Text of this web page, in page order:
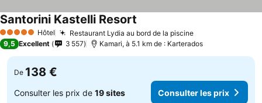
5 Étoiles Hôtel Restaurant Lydia au bord de la piscine
Santorini Kastelli Resort
9,5 Excellent 3 557 Kamari, à 5.1 km de : Karterados
De 138 €
Consulter les prix de 19 sites Consulter les prix